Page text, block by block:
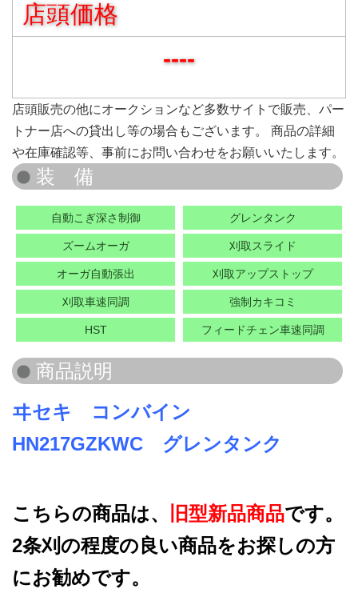
店頭価格
----
店頭販売の他にオークションなど多数サイトで販売、パー
トナー店への貸出し等の場合もございます。 商品の詳細
や在庫確認等、事前にお問い合わせをお願いいたします。
自動こぎ深さ制御 グレンタンク
ズームオーガ 刈取スライド
オーガ自動張出 刈取アップストップ
刈取車速同調 強制カキコミ
HST フィードチェン車速同調
ヰセキ コンバイン
HN217GZKWC グレンタンク
こちらの商品は、 旧型新品商品です。
2条刈の程度の良い商品をお探しの方
にお勧めです。